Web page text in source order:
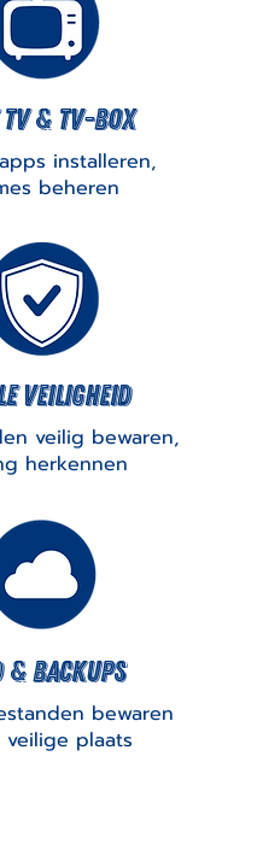
tv & tv-box
installeren,
beheren
veiligheid
veilig bewaren,
herkennen
backups
bewaren
plaats